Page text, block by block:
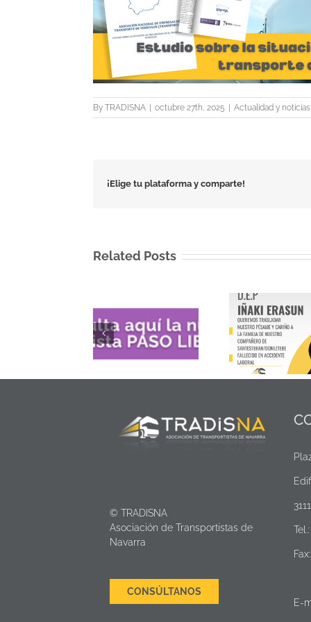
ByTRADISNA octubre 27th, 2025 Actualidad y noticias
¡Elige tu plataforma y comparte!
Related Posts
Comunicado de
cese
© TRADISNA
Asociación de Transportistas de
Navarra
CONSÚLTANOS
E-